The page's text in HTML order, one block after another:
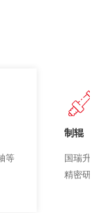
等
制辊
国瑞升
精密研磨